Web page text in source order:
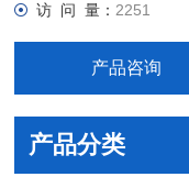
访 问 量： 2251
产品咨询
产品分类